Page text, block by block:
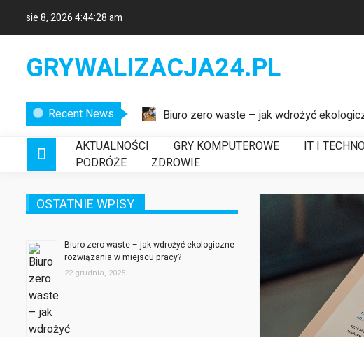
sie 8, 20264:44:28 am
GRYWALIZACJA24.PL
Recent News
Biuro zero waste – jak wdrożyć
Nowoczesne systemy wykrywania
AKTUALNOŚCI GRY KOMPUTEROWE IT I
PODRÓŻE
ZDROWIE
OSTATNIE WPISY
Biuro zero waste – jak wdrożyć ekologiczne
rozwiązania w miejscu pracy?
22 grudnia, 2025